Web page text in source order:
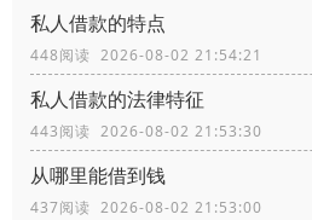
私人借款的特点
448阅读 2026-08-02 21:54:21
私人借款的法律特征
443阅读 2026-08-02 21:53:30
从哪里能借到钱
437阅读 2026-08-02 21:53:00